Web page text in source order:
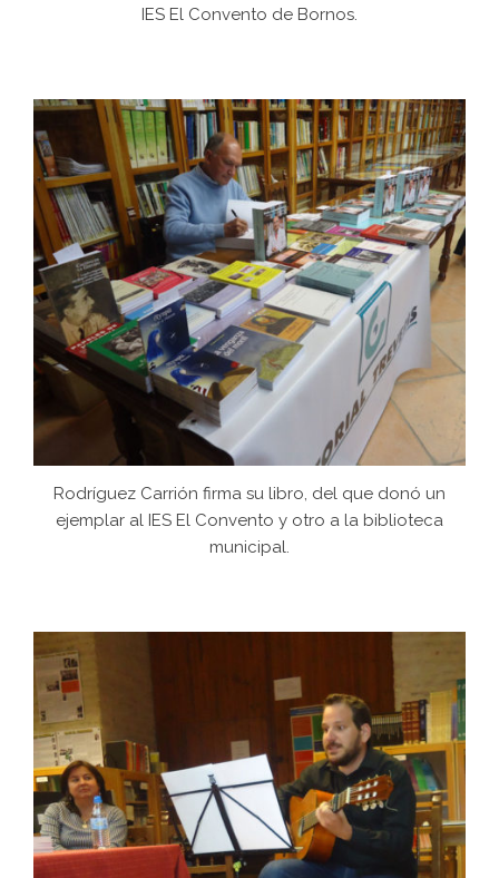
IES El Convento de Bornos.
Rodríguez Carrión firma su libro, del que donó un
ejemplar al IES El Convento y otro a la biblioteca
municipal.